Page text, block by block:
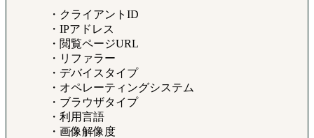
・クライアントID
・IPアドレス
・閲覧ページURL
・リファラー
・デバイスタイプ
・オペレーティングシステム
・ブラウザタイプ
・利用言語
・画像解像度